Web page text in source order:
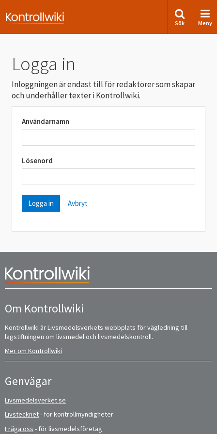
Sök Meny
Logga in
Inloggningen är endast till för redaktörer som skapar
och underhåller texter i Kontrollwiki.
Användarnamn
Lösenord
Avbryt
Om Kontrollwiki
Kontrollwiki är Livsmedelsverkets webbplats för vägledning till
lagstiftningen om livsmedel och livsmedelskontroll.
Mer om Kontrollwiki
Genvägar
Livsmedelsverket.se
Livstecknet- för kontrollmyndigheter
Fråga oss - för livsmedelsföretag